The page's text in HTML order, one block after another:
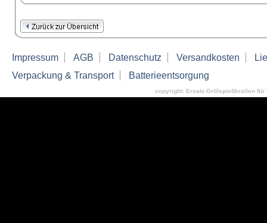
Impressum AGB Datenschutz Versandkosten
Verpackung & Transport
Batterieentsorgung
copyright: Ersatz-Grillspießkrallen für